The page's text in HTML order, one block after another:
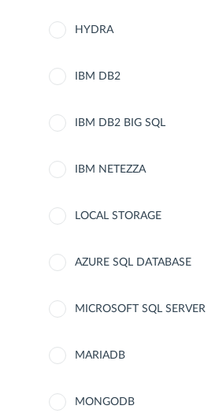
HYDRA
IBM DB2
IBM DB2 BIG SQL
IBM NETEZZA
LOCAL STORAGE
AZURE SQL DATABASE
MICROSOFT SQL SERVER
MARIADB
MONGODB